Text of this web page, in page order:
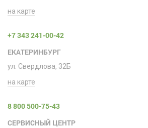
на карте
+7 343 241-00-42
ЕКАТЕРИНБУРГ
ул. Свердлова, 32Б
на карте
8 800 500-75-43
СЕРВИСНЫЙ ЦЕНТР